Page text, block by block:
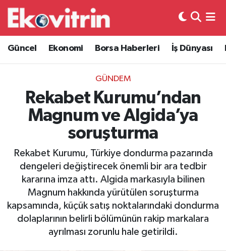
Güncel Ekonomi Borsa Haberleri İş Dünyası
GÜNDEM
Rekabet Kurumu’ndan
Magnum ve Algida’ya
soruşturma
Rekabet Kurumu, Türkiye dondurma pazarında
dengeleri değiştirecek önemli bir ara tedbir
kararına imza attı. Algida markasıyla bilinen
Magnum hakkında yürütülen soruşturma
kapsamında, küçük satış noktalarındaki dondurma
dolaplarının belirli bölümünün rakip markalara
ayrılması zorunlu hale getirildi.
Güncel
Ekonomi
Borsa Haberleri
İş Dünyası
Otovitrin
Asayiş
Magazin
Hava Durumu
Trafik Durumu
Süper Lig Puan Durumu ve Fikstür
Tüm Manşetler
Son Dakika Haberleri
Haber Arşivi